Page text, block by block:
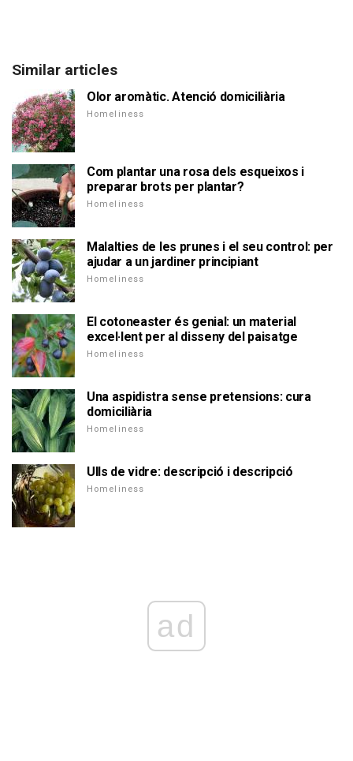
Similar articles
Olor aromàtic. Atenció domiciliària
Homeliness
Com plantar una rosa dels esqueixos i
preparar brots per plantar?
Homeliness
Malalties de les prunes i el seu control: per
ajudar a un jardiner principiant
Homeliness
El cotoneaster és genial: un material
excel·lent per al disseny del paisatge
Homeliness
Una aspidistra sense pretensions: cura
domiciliària
Homeliness
Ulls de vidre: descripció i descripció
Homeliness
ad